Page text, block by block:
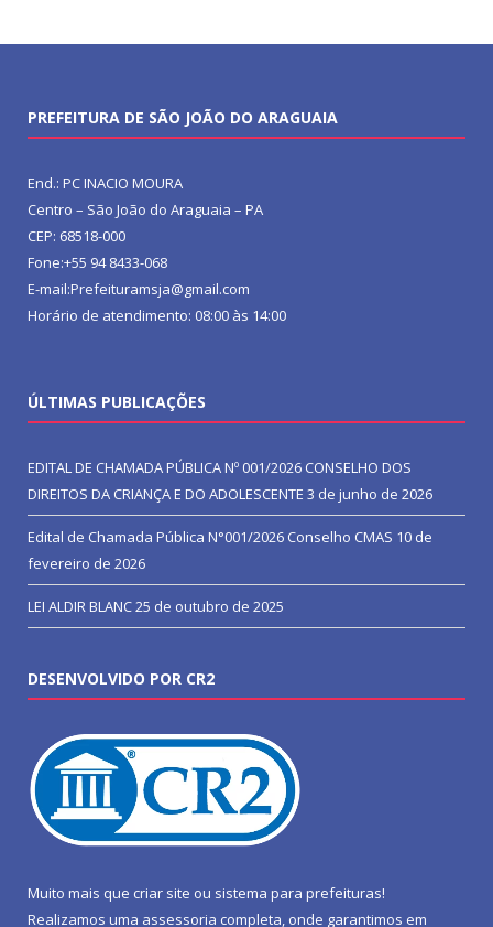
PREFEITURA DE SÃO JOÃO DO ARAGUAIA
End.: PC INACIO MOURA
Centro – São João do Araguaia – PA
CEP: 68518-000
Fone:+55 94 8433-068
E-mail:Prefeituramsja@gmail.com
Horário de atendimento: 08:00 às 14:00
ÚLTIMAS PUBLICAÇÕES
EDITAL DE CHAMADA PÚBLICA Nº 001/2026 CONSELHO DOS
DIREITOS DA CRIANÇA E DO ADOLESCENTE 3 de junho de 2026
Edital de Chamada Pública N°001/2026 Conselho CMAS 10 de
fevereiro de 2026
LEI ALDIR BLANC25 de outubro de 2025
DESENVOLVIDO POR CR2
Muito mais que criar site ou sistema para prefeituras!
Realizamos uma assessoria completa, onde garantimos em